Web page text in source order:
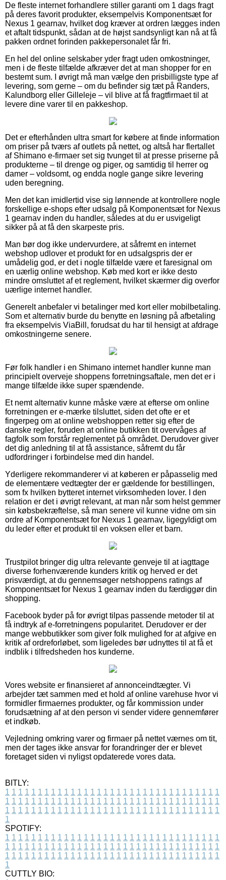
De fleste internet forhandlere stiller garanti om 1 dags fragt
på deres favorit produkter, eksempelvis Komponentsæt for
Nexus 1 gearnav, hvilket dog kræver at ordren lægges inden
et aftalt tidspunkt, sådan at de højst sandsynligt kan nå at få
pakken ordnet forinden pakkepersonalet får fri.
En hel del online selskaber yder fragt uden omkostninger,
men i de fleste tilfælde afkræver det at man shopper for en
bestemt sum. I øvrigt må man vælge den prisbilligste type af
levering, som gerne – om du befinder sig tæt på Randers,
Kalundborg eller Gilleleje – vil blive at få fragtfirmaet til at
levere dine varer til en pakkeshop.
Det er efterhånden ultra smart for købere at finde information
om priser på tværs af outlets på nettet, og altså har flertallet
af Shimano e-firmaer set sig tvunget til at presse priserne på
produkterne – til drenge og piger, og samtidig til herrer og
damer – voldsomt, og endda nogle gange sikre levering
uden beregning.
Men det kan imidlertid vise sig lønnende at kontrollere nogle
forskellige e-shops efter udsalg på Komponentsæt for Nexus
1 gearnav inden du handler, således at du er usvigeligt
sikker på at få den skarpeste pris.
Man bør dog ikke undervurdere, at såfremt en internet
webshop udlover et produkt for en udsalgspris der er
umådelig god, er det i nogle tilfælde være et faresignal om
en uærlig online webshop. Køb med kort er ikke desto
mindre omsluttet af et reglement, hvilket skærmer dig overfor
uærlige internet handler.
Generelt anbefaler vi betalinger med kort eller mobilbetaling.
Som et alternativ burde du benytte en løsning på afbetaling
fra eksempelvis ViaBill, forudsat du har til hensigt at afdrage
omkostningerne senere.
Før folk handler i en Shimano internet handler kunne man
principielt overveje shoppens forretningsaftale, men det er i
mange tilfælde ikke super spændende.
Et nemt alternativ kunne måske være at efterse om online
forretningen er e-mærke tilsluttet, siden det ofte er et
fingerpeg om at online webshoppen retter sig efter de
danske regler, foruden at online butikken tit overvåges af
fagfolk som forstår reglementet på området. Derudover giver
det dig anledning til at få assistance, såfremt du får
udfordringer i forbindelse med din handel.
Yderligere rekommanderer vi at køberen er påpasselig med
de elementære vedtægter der er gældende for bestillingen,
som fx hvilken bytteret internet virksomheden lover. I den
relation er det i øvrigt relevant, at man når som helst gemmer
sin købsbekræftelse, så man senere vil kunne vidne om sin
ordre af Komponentsæt for Nexus 1 gearnav, ligegyldigt om
du leder efter et produkt til en voksen eller et barn.
Trustpilot bringer dig ultra relevante genveje til at iagttage
diverse forhenværende kunders kritik og herved er det
prisværdigt, at du gennemsøger netshoppens ratings af
Komponentsæt for Nexus 1 gearnav inden du færdiggør din
shopping.
Facebook byder på for øvrigt tilpas passende metoder til at
få indtryk af e-forretningens popularitet. Derudover er der
mange webbutikker som giver folk mulighed for at afgive en
kritik af ordreforløbet, som ligeledes bør udnyttes til at få et
indblik i tilfredsheden hos kunderne.
Vores website er finansieret af annonceindtægter. Vi
arbejder tæt sammen med et hold af online varehuse hvor vi
formidler firmaernes produkter, og får kommission under
forudsætning af at den person vi sender videre gennemfører
et indkøb.
Vejledning omkring varer og firmaer på nettet værnes om tit,
men der tages ikke ansvar for forandringer der er blevet
foretaget siden vi nyligst opdaterede vores data.
BITLY:
1 1 1 1 1 1 1 1 1 1 1 1 1 1 1 1 1 1 1 1 1 1 1 1 1 1 1 1 1 1 1 1 1
1 1 1 1 1 1 1 1 1 1 1 1 1 1 1 1 1 1 1 1 1 1 1 1 1 1 1 1 1 1 1 1 1
1 1 1 1 1 1 1 1 1 1 1 1 1 1 1 1 1 1 1 1 1 1 1 1 1 1 1 1 1 1 1 1 1
1
SPOTIFY:
1 1 1 1 1 1 1 1 1 1 1 1 1 1 1 1 1 1 1 1 1 1 1 1 1 1 1 1 1 1 1 1 1
1 1 1 1 1 1 1 1 1 1 1 1 1 1 1 1 1 1 1 1 1 1 1 1 1 1 1 1 1 1 1 1 1
1 1 1 1 1 1 1 1 1 1 1 1 1 1 1 1 1 1 1 1 1 1 1 1 1 1 1 1 1 1 1 1 1
1
CUTTLY BIO: